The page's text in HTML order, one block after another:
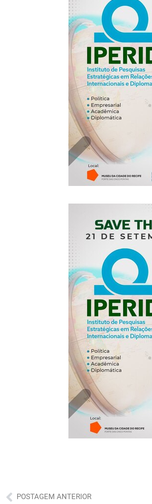
Anterior
POSTAGEM ANTERIOR